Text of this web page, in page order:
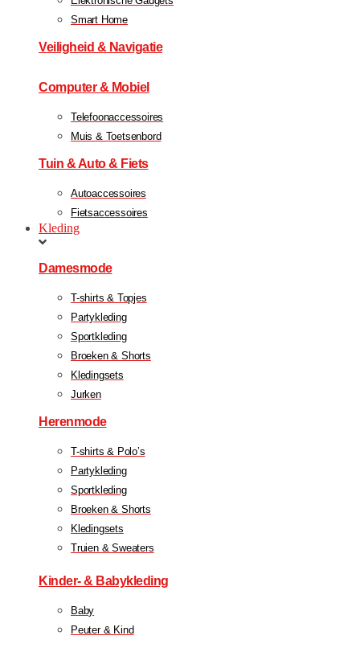
Smart Home
Veiligheid & Navigatie
Computer & Mobiel
Telefoonaccessoires
Muis & Toetsenbord
Tuin & Auto & Fiets
Autoaccessoires
Fietsaccessoires
Kleding
Damesmode
T-shirts & Topjes
Partykleding
Sportkleding
Broeken & Shorts
Kledingsets
Jurken
Herenmode
T-shirts & Polo’s
Partykleding
Sportkleding
Broeken & Shorts
Kledingsets
Truien & Sweaters
Kinder- & Babykleding
Baby
Peuter & Kind